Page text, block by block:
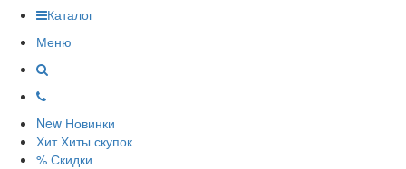
Каталог
Меню
New Новинки
Хит Хиты скупок
% Скидки